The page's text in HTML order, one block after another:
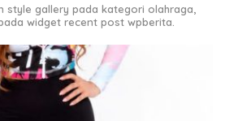
style gallery pada kategori olahraga,
widget recent post wpberita.